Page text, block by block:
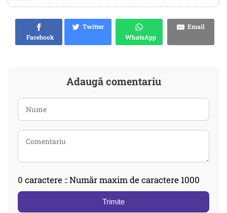
Facebook
Twitter
WhatsApp
Email
Adaugă comentariu
0 caractere :: Număr maxim de caractere 1000
Trimite